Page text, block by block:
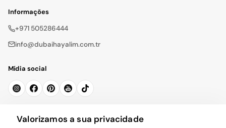
Informações
+971 505286444
info@dubaihayalim.com.tr
Mídia social
Valorizamos a sua privacidade